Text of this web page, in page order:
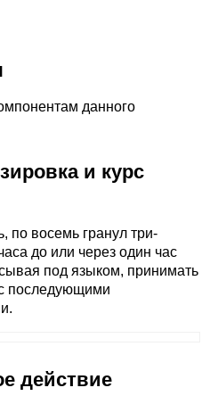
данного
и курс
по восемь гранул три-
до или через один час
под языком, принимать
последующими
действие